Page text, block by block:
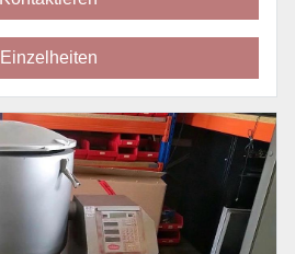
Einzelheiten